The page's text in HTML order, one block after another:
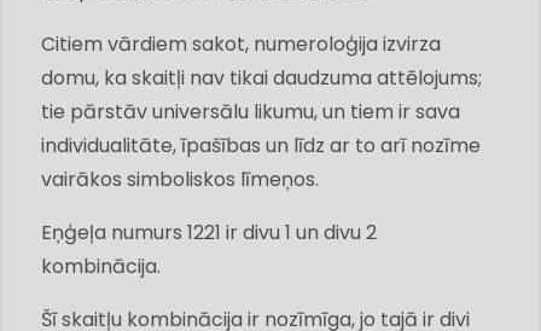
Citiem vārdiem sakot, numeroloģija izvirza
domu, ka skaitļi nav tikai daudzuma attēlojums;
tie pārstāv universālu likumu, un tiem ir sava
individualitāte, īpašības un līdz ar to arī nozīme
vairākos simboliskos līmeņos.
Eņģeļa numurs 1221 ir divu 1 un divu 2
kombinācija.
Šī skaitļu kombinācija ir nozīmīga, jo tajā ir divi